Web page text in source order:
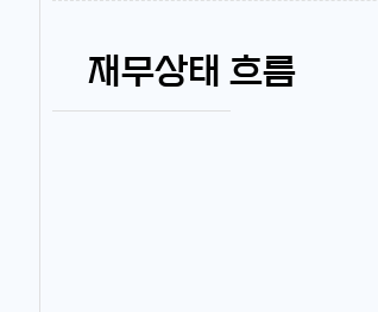
재무상태 흐름